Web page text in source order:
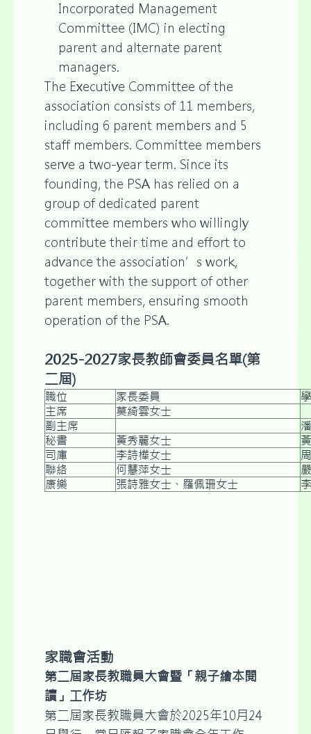
Incorporated Management
Committee (IMC) in electing
parent and alternate parent
managers.
The Executive Committee of the
association consists of 11 members,
including 6 parent members and 5
staff members. Committee members
serve a two-year term. Since its
founding, the PSA has relied on a
group of dedicated parent
committee members who willingly
contribute their time and effort to
advance the association’s work,
together with the support of other
parent members, ensuring smooth
operation of the PSA.
2025-2027家長教師會委員名單(第
二屆)
職位 家長委員
主席
莫綺雲女士
副主席
秘書
黃秀麗女士
司庫
李詩樺女士
聯絡
何慧萍女士
康樂
張詩雅女士、羅佩珊女士
家職會活動
第二屆家長教職員大會暨「親子繪本閱
讀」工作坊
第二屆家長教職員大會於2025年10月24